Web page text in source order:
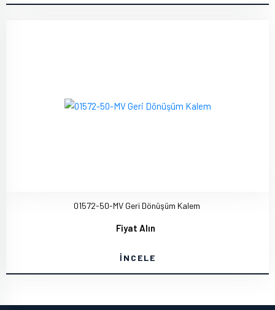
01572-50-MV Geri Dönüşüm Kalem
Fiyat Alın
İNCELE